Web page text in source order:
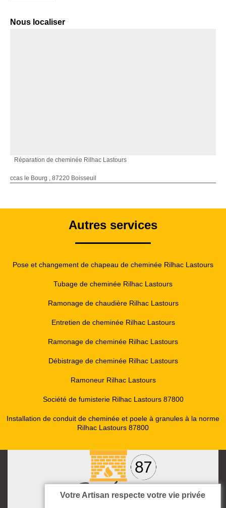
Nous localiser
Réparation de cheminée Rilhac Lastours
ccas le Bourg , 87220 Boisseuil
Autres services
Pose et changement de chapeau de cheminée Rilhac Lastours
Tubage de cheminée Rilhac Lastours
Ramonage de chaudière Rilhac Lastours
Entretien de cheminée Rilhac Lastours
Ramonage de cheminée Rilhac Lastours
Débistrage de cheminée Rilhac Lastours
Ramoneur Rilhac Lastours
Société de fumisterie Rilhac Lastours 87800
Installation de conduit de cheminée et poele à granules à la norme
Rilhac Lastours 87800
Votre Artisan respecte votre vie privée